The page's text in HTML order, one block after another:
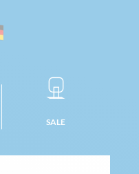
SALE